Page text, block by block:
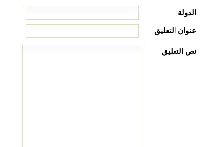
الدولة
عنوان التعليق
نص التعليق